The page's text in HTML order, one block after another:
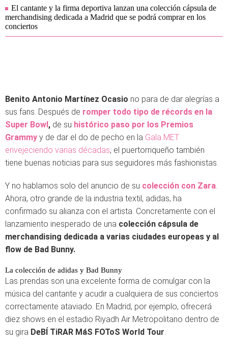
El cantante y la firma deportiva lanzan una colección cápsula de
merchandising dedicada a Madrid que se podrá comprar en los
conciertos
Benito Antonio Martínez Ocasio no para de dar alegrías a
sus fans. Después de romper todo tipo de récords en la
Super Bowl, de su histórico paso por los Premios
Grammy y de dar el do de pecho en la Gala MET
envejeciendo varias décadas, el puertorriqueño también
tiene buenas noticias para sus seguidores más fashionistas.
Y no hablamos solo del anuncio de su colección con Zara.
Ahora, otro grande de la industria textil, adidas, ha
confirmado su alianza con el artista. Concretamente con el
lanzamiento inesperado de una colección cápsula de
merchandising dedicada a varias ciudades europeas y al
flow de Bad Bunny.
La colección de adidas y Bad Bunny
Las prendas son una excelente forma de comulgar con la
música del cantante y acudir a cualquiera de sus conciertos
correctamente ataviado. En Madrid, por ejemplo, ofrecerá
diez shows en el estadio Riyadh Air Metropolitano dentro de
su gira DeBÍ TiRAR MáS FOToS World Tour.